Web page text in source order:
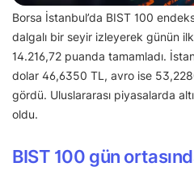
Borsa İstanbul’da BIST 100
dalgalı bir seyir izleyerek günün ilk
14.216,72 puanda tamamladı.
dolar 46,6350 TL, avro ise
gördü. Uluslararası piyasalarda
oldu.
BIST 100 gün